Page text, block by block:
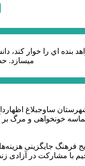
بنده اي را خوار كند،
میسازد.
ساوجبلاغ
فرهنگ جایگزینی
با مشارکت در آزادی